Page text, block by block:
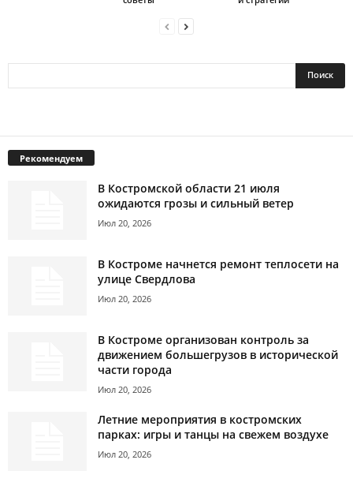
Рекомендуем
В Костромской области 21 июля
ожидаются грозы и сильный ветер
Июл 20, 2026
В Костроме начнется ремонт теплосети на
улице Свердлова
Июл 20, 2026
В Костроме организован контроль за
движением большегрузов в исторической
части города
Июл 20, 2026
Летние мероприятия в костромских
парках: игры и танцы на свежем воздухе
Июл 20, 2026